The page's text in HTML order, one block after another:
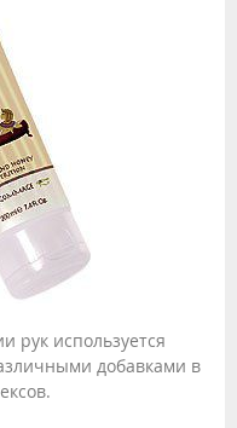
рук используется
добавками в